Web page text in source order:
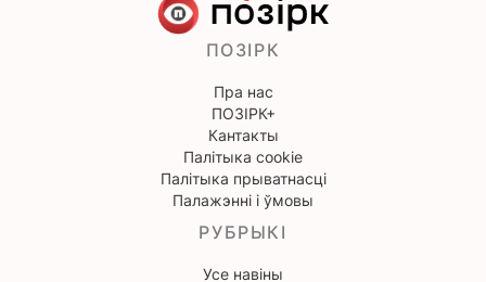
ПОЗІРК
Пра нас
ПОЗІРК+
Кантакты
Палітыка cookie
Палітыка прыватнасці
Палажэнні і ўмовы
РУБРЫКІ
Усе навіны